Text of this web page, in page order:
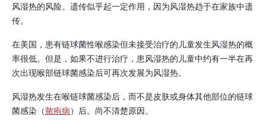
风湿热的风险。遗传似乎起一定作用，因为风湿热趋于在家族中遗
传。
在美国，患有链球菌性喉感染但未接受治疗的儿童发生风湿热的概
率很低。但是，如果不进行治疗，患风湿热的儿童中约有一半在再
次出现喉部链球菌感染后可再次发展为风湿热。
风湿热发生在喉链球菌感染后，而不是皮肤或身体其他部位的链球
菌感染（脓疱病）后。尚不清楚原因。